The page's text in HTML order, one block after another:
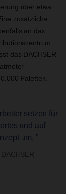
über etwa
zusätzliche
an das
das DACHSER
Paletten.
setzen für
und auf
um. ”